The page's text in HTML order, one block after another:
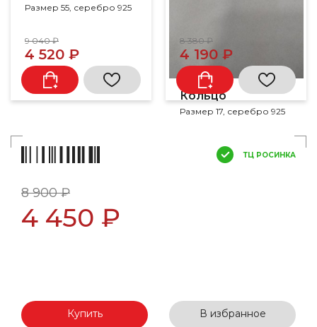
Размер 55, серебро 925
9 040 ₽
4 520 ₽
Кольцо
Размер 17, серебро 925
8 380 ₽
4 190 ₽
ТЦ РОСИНКА
8 900 ₽
4 450 ₽
Купить В избранное